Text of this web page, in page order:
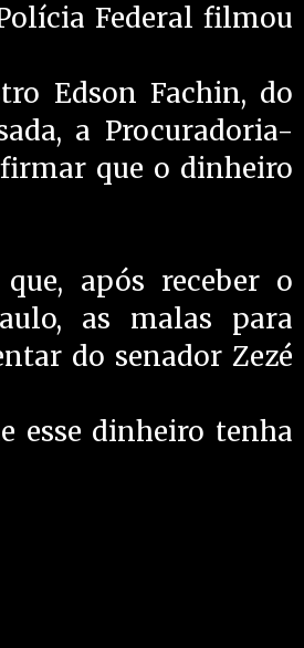
Federal filmou
Edson Fachin, do
a Procuradoria-
que o dinheiro
após receber o
as malas para
do senador Zezé
esse dinheiro tenha